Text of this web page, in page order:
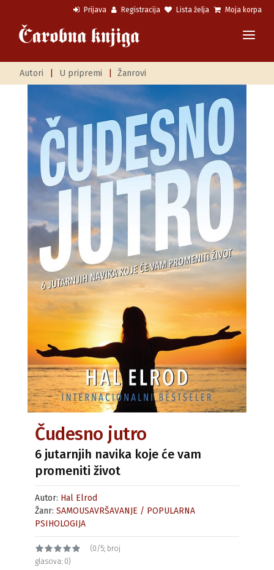
Prijava Registracija Lista želja Moja korpa
Autori U pripremi Žanrovi
Čudesno jutro
6 jutarnjih navika koje će vam
promeniti život
Autor: Hal Elrod
Žanr: SAMOUSAVRŠAVANJE / POPULARNA
PSIHOLOGIJA
(0/5; broj
glasova: 0)